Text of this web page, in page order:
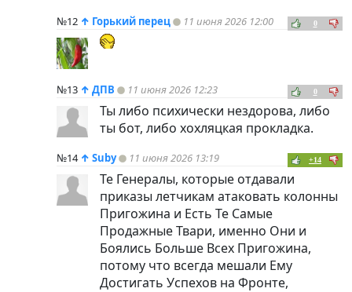
№12 ↑ Горький перец 11 июня 2026 12:00 0
№13 ↑ ДПВ 11 июня 2026 12:23 0
Ты либо психически нездорова, либо
ты бот, либо хохляцкая прокладка.
№14 ↑ Suby 11 июня 2026 13:19 +14
Те Генералы, которые отдавали
приказы летчикам атаковать колонны
Пригожина и Есть Те Самые
Продажные Твари, именно Они и
Боялись Больше Всех Пригожина,
потому что всегда мешали Ему
Достигать Успехов на Фронте,